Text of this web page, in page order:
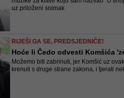
uz priloženi snimak
RIJEŠI GA SE, PREDSJEDNIČE!
Hoće li Čedo odvesti Komšića
Možemo biti zabrinuti, jer Komšić uz
krenuti s druge strane zakona, i tjerati